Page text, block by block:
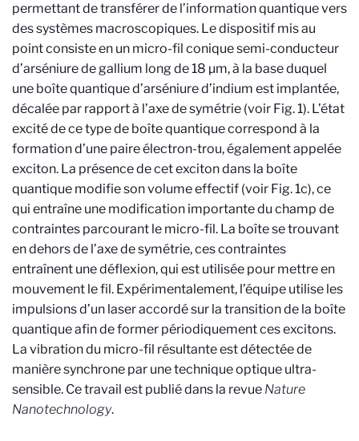
permettant de transférer de l’information quantique vers
des systèmes macroscopiques. Le dispositif mis au
point consiste en un micro-fil conique semi-conducteur
d’arséniure de gallium long de 18 µm, à la base duquel
une boîte quantique d’arséniure d’indium est implantée,
décalée par rapport à l’axe de symétrie (voir Fig. 1). L’état
excité de ce type de boîte quantique correspond à la
formation d’une paire électron-trou, également appelée
exciton. La présence de cet exciton dans la boîte
quantique modifie son volume effectif (voir Fig. 1c), ce
qui entraîne une modification importante du champ de
contraintes parcourant le micro-fil. La boîte se trouvant
en dehors de l’axe de symétrie, ces contraintes
entraînent une déflexion, qui est utilisée pour mettre en
mouvement le fil. Expérimentalement, l’équipe utilise les
impulsions d’un laser accordé sur la transition de la boîte
quantique afin de former périodiquement ces excitons.
La vibration du micro-fil résultante est détectée de
manière synchrone par une technique optique ultra-
sensible. Ce travail est publié dans la revue Nature
Nanotechnology.